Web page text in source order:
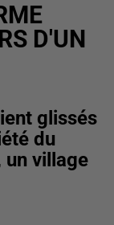
D'UN
glissés
du
un village